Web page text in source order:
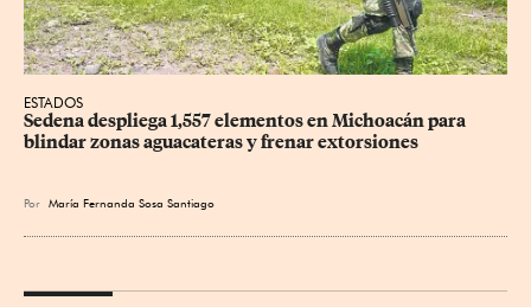
ESTADOS
Sedena despliega 1,557 elementos en Michoacán para
blindar zonas aguacateras y frenar extorsiones
Por María Fernanda Sosa Santiago